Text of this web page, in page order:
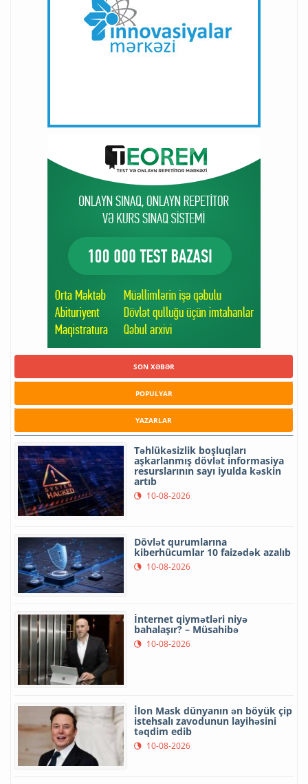
SON XƏBƏR
POPULYAR
YAZARLAR
Təhlükəsizlik boşluqları
aşkarlanmış dövlət informasiya
resurslarının sayı iyulda kəskin
artıb
10-08-2026
Dövlət qurumlarına
kiberhücumlar 10 faizədək azalıb
10-08-2026
İnternet qiymətləri niyə
bahalaşır? – Müsahibə
10-08-2026
İlon Mask dünyanın ən böyük çip
istehsalı zavodunun layihəsini
təqdim edib
10-08-2026